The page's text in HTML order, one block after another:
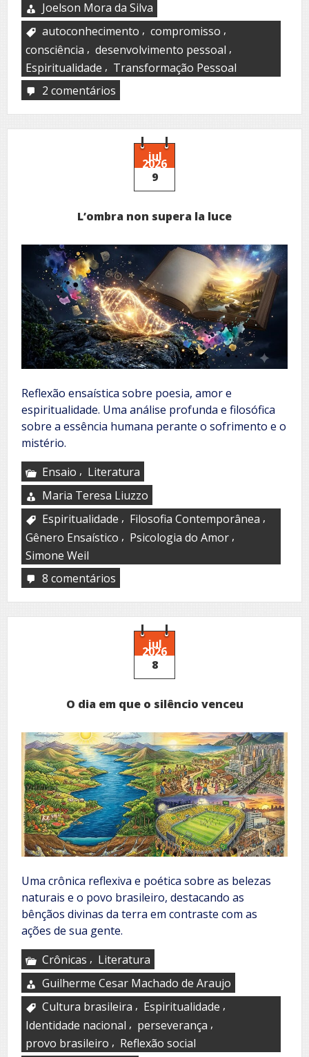
Joelson Mora da Silva
autoconhecimento , compromisso ,
consciência , desenvolvimento pessoal ,
Espiritualidade , Transformação Pessoal
2 comentários
jul
2026
9
L’ombra non supera la luce
Reflexão ensaística sobre poesia, amor e
espiritualidade. Uma análise profunda e filosófica
sobre a essência humana perante o sofrimento e o
mistério.
Ensaio , Literatura
Maria Teresa Liuzzo
Espiritualidade , Filosofia Contemporânea ,
Gênero Ensaístico , Psicologia do Amor ,
Simone Weil
8 comentários
non
supera
jul
2026
8
O dia em que o silêncio venceu
Uma crônica reflexiva e poética sobre as belezas
naturais e o povo brasileiro, destacando as
bênçãos divinas da terra em contraste com as
ações de sua gente.
Crônicas , Literatura
Guilherme Cesar Machado de Araujo
Cultura brasileira , Espiritualidade ,
Identidade nacional , perseverança ,
provo brasileiro , Reflexão social